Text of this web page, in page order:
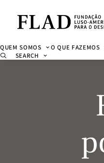
QUEM SOMOS O QUE FAZEMOS
SEARCH